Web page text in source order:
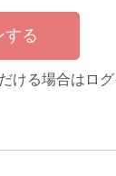
ける場合はログ